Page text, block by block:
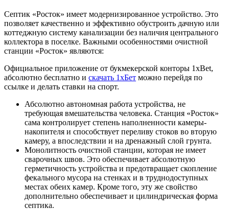
Септик «Росток» имеет модернизированное устройство. Это
позволяет качественно и эффективно обустроить дачную или
коттеджную систему канализации без наличия центрального
коллектора в поселке. Важными особенностями очистной
станции «Росток» являются:
Официальное приложение от букмекерской конторы 1xBet,
абсолютно бесплатно и скачать 1хБет можно перейдя по
ссылке и делать ставки на спорт.
Абсолютно автономная работа устройства, не
требующая вмешательства человека. Станция «Росток»
сама контролирует степень наполненности камеры-
накопителя и способствует переливу стоков во вторую
камеру, а впоследствии и на дренажный слой грунта.
Монолитность очистной станции, которая не имеет
сварочных швов. Это обеспечивает абсолютную
герметичность устройства и предотвращает скопление
фекального мусора на стенках и в труднодоступных
местах обеих камер. Кроме того, эту же свойство
дополнительно обеспечивает и цилиндрическая форма
септика.